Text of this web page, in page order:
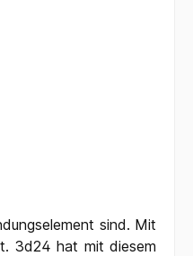
sind. Mit
3d24 hat mit diesem